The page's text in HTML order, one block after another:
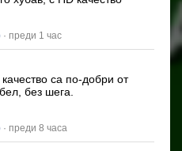
· преди 1 час
са по-добри от
без шега.
· преди 8 часа